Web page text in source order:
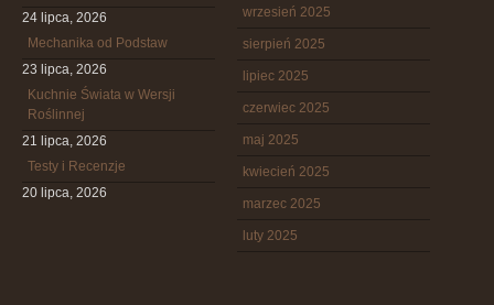
24 lipca, 2026
Mechanika od Podstaw
23 lipca, 2026
Kuchnie Świata w Wersji
Roślinnej
21 lipca, 2026
Testy i Recenzje
20 lipca, 2026
wrzesień 2025
sierpień 2025
lipiec 2025
czerwiec 2025
maj 2025
kwiecień 2025
marzec 2025
luty 2025